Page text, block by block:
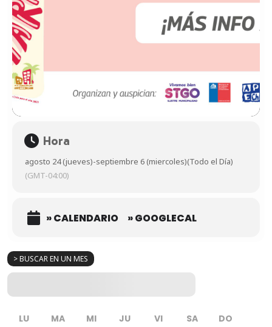
> BUSCAR EN UN MES
LU MA MI JU VI SA DO
Hora
agosto 24 (jueves)-septiembre 6 (miercoles)(Todo el Día)
(GMT-04:00)
» CALENDARIO » GOOGLECAL